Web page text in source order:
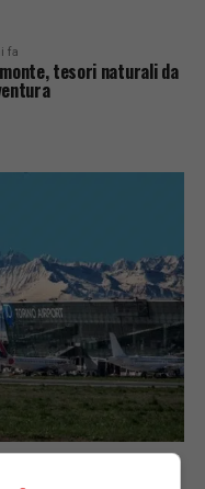
fa
tesori naturali da